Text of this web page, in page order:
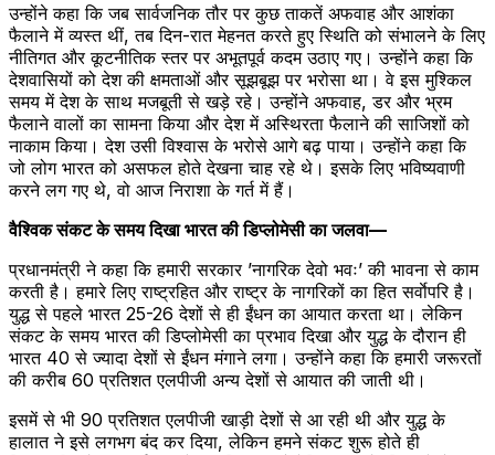
उन्होंने कहा कि जब सार्वजनिक तौर पर कुछ ताकतें अफवाह और आशंका
फैलाने में व्यस्त थीं, तब दिन-रात मेहनत करते हुए स्थिति को संभालने के लिए
नीतिगत और कूटनीतिक स्तर पर अभूतपूर्व कदम उठाए गए। उन्होंने कहा कि
देशवासियों को देश की क्षमताओं और सूझबूझ पर भरोसा था। वे इस मुश्किल
समय में देश के साथ मजबूती से खड़े रहे। उन्होंने अफवाह, डर और भ्रम
फैलाने वालों का सामना किया और देश में अस्थिरता फैलाने की साजिशों को
नाकाम किया। देश उसी विश्वास के भरोसे आगे बढ़ पाया। उन्होंने कहा कि
जो लोग भारत को असफल होते देखना चाह रहे थे। इसके लिए भविष्यवाणी
करने लग गए थे, वो आज निराशा के गर्त में हैं।
वैश्विक संकट के समय दिखा भारत की डिप्लोमेसी का जलवा—
प्रधानमंत्री ने कहा कि हमारी सरकार ’नागरिक देवो भवः’ की भावना से काम
करती है। हमारे लिए राष्ट्रहित और राष्ट्र के नागरिकों का हित सर्वाेपरि है।
युद्ध से पहले भारत 25-26 देशों से ही ईंधन का आयात करता था। लेकिन
संकट के समय भारत की डिप्लोमेसी का प्रभाव दिखा और युद्ध के दौरान ही
भारत 40 से ज्यादा देशों से ईंधन मंगाने लगा। उन्होंने कहा कि हमारी जरूरतों
की करीब 60 प्रतिशत एलपीजी अन्य देशों से आयात की जाती थी।
इसमें से भी 90 प्रतिशत एलपीजी खाड़ी देशों से आ रही थी और युद्ध के
हालात ने इसे लगभग बंद कर दिया, लेकिन हमने संकट शुरू होते ही